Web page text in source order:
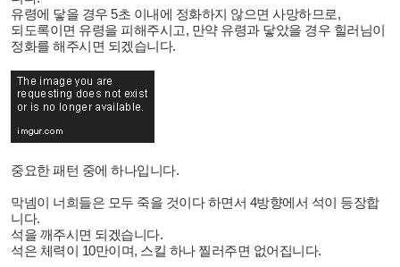
유령에 닿을 경우 5초 이내에 정화하지 않으면 사망하므로,
되도록이면 유령을 피해주시고, 만약 유령과 닿았을 경우 힐러님이
정화를 해주시면 되겠습니다.
중요한 패턴 중에 하나입니다.
막넴이 너희들은 모두 죽을 것이다 하면서 4방향에서 석이 등장합
니다.
석을 깨주시면 되겠습니다.
석은 체력이 10만이며, 스킬 하나 찔러주면 없어집니다.